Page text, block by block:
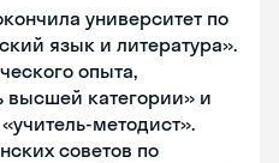
университет по
язык и литература».
опыта,
высшей категории» и
методист».
советов по